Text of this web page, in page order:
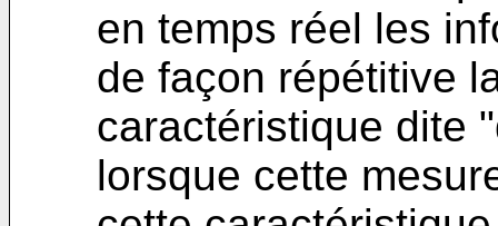
en temps réel les
de façon répétitive
caractéristique dite
lorsque cette